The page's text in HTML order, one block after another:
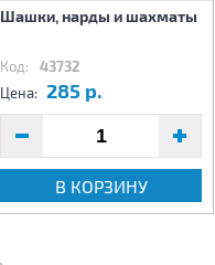
Шашки, нарды и шахматы
Код: 43732
Цена: 285 р.
В КОРЗИНУ